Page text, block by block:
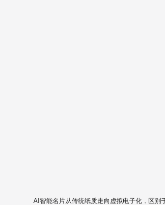
AI智能名片从传统纸质走向虚拟电子化，区别